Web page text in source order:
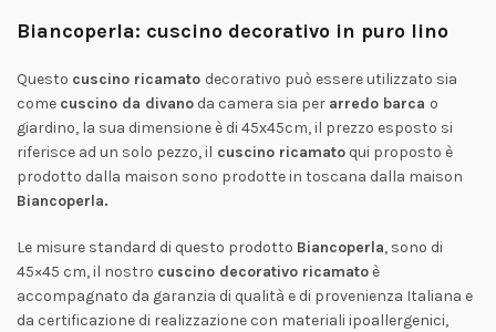
Biancoperla: cuscino decorativo in puro lino
Questo cuscino ricamato decorativo può essere utilizzato sia
come cuscino da divano da camera sia per arredo barca o
giardino, la sua dimensione è di 45x45cm, il prezzo esposto si
riferisce ad un solo pezzo, il cuscino ricamato qui proposto è
prodotto dalla maison sono prodotte in toscana dalla maison
Biancoperla.
Le misure standard di questo prodotto Biancoperla, sono di
45×45 cm, il nostro cuscino decorativo ricamato è
accompagnato da garanzia di qualità e di provenienza Italiana e
da certificazione di realizzazione con materiali ipoallergenici,